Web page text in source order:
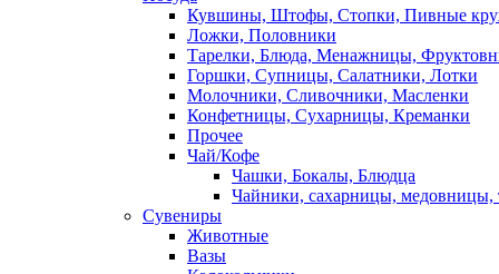
Кувшины, Штофы, Стопки, Пивные
Ложки, Половники
Тарелки, Блюда, Менажницы,
Горшки, Супницы, Салатники, Лотки
Молочники, Сливочники, Масленки
Конфетницы, Сухарницы, Креманки
Прочее
Чай/Кофе
Чашки, Бокалы, Блюдца
Чайники, сахарницы, медовницы,
Сувениры
Животные
Вазы